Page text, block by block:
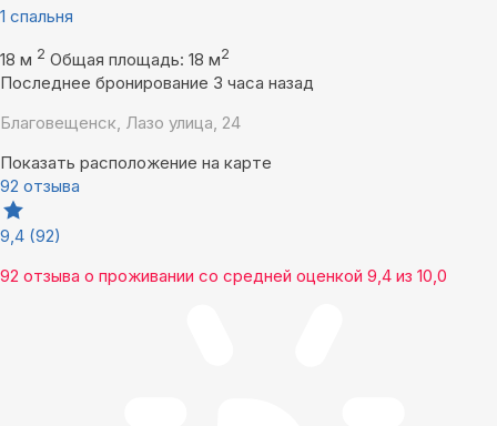
1 спальня
18 м 2 Общая площадь: 18 м2
Последнее бронирование 3 часа назад
Благовещенск, Лазо улица, 24
Показать расположение на карте
92 отзыва
9,4 (92)
92 отзыва о проживании со средней оценкой 9,4 из 10,0